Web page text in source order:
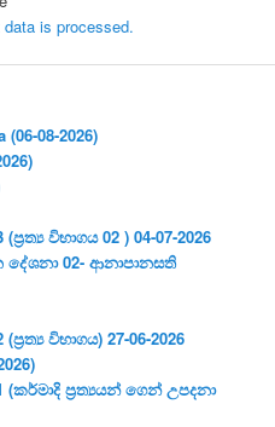
is processed.
08-2026)
විභාගය 02 ) 04-07-2026
02- ආනාපානසති
විභාගය) 27-06-2026
ප්‍ර‍ත්‍යයන් ගෙන් උපදනා